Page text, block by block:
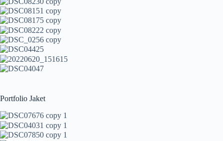
Portfolio Jaket